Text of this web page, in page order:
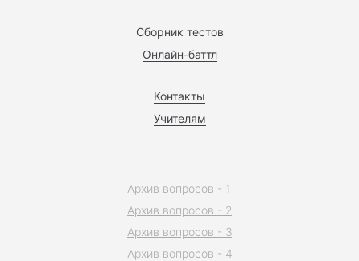
Сборник тестов
Онлайн-баттл
Контакты
Учителям
Архив вопросов - 1
Архив вопросов - 2
Архив вопросов - 3
Архив вопросов - 4